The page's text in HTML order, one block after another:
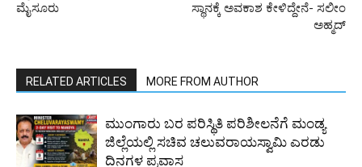
ಮೈಸೂರು
ಸ್ಥಾನಕ್ಕೆ ಅವಕಾಶ ಕೇಳಿದ್ದೇನೆ- ಸಲೀಂ
ಅಹ್ಮದ್
RELATED ARTICLES MORE FROM AUTHOR
ಮುಂಗಾರು ಬರ ಪರಿಸ್ಥಿತಿ ಪರಿಶೀಲನೆಗೆ ಮಂಡ್ಯ
ಜಿಲ್ಲೆಯಲ್ಲಿ ಸಚಿವ ಚಲುವರಾಯಸ್ವಾಮಿ ಎರಡು
ದಿನಗಳ ಪ್ರವಾಸ